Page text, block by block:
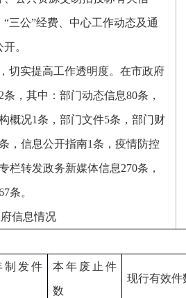
三公”经费、中心工作动态及通
。
切实提高工作透明度。在市政府
，其中：部门动态信息80条，
概况1条，部门文件5条，部门财
，信息公开指南1条，疫情防控
栏转发政务新媒体信息270条，
条。
信息情况
制发件 本年废止件
数
现行有效件